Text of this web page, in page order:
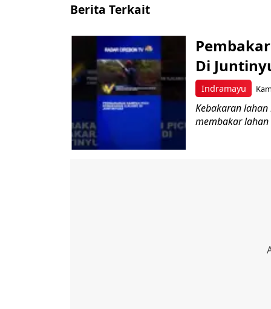
Berita Terkait
Indramayu
Di
Kebakaran
membakar lahan